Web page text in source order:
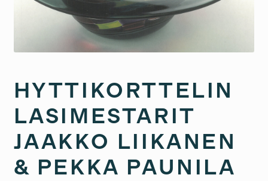
HYTTIKORTTELIN
LASIMESTARIT
JAAKKO LIIKANEN
& PEKKA PAUNILA